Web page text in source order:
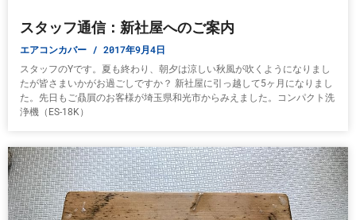
スタッフ通信：新社屋へのご案内
エアコンカバー 2017年9月4日
スタッフのYです。夏も終わり、朝夕は涼しい秋風が吹くようになりまし
たが皆さまいかがお過ごしですか？ 新社屋に引っ越して5ヶ月になりまし
た。先日もご贔屓のお客様が埼玉県和光市からみえました。コンパクト洗
浄機（ES-18K）